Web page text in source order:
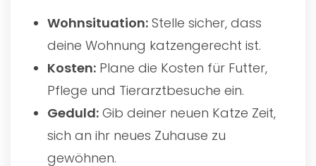
Wohnsituation: Stelle sicher, dass
deine Wohnung katzengerecht ist.
Kosten: Plane die Kosten für Futter,
Pflege und Tierarztbesuche ein.
Geduld: Gib deiner neuen Katze Zeit,
sich an ihr neues Zuhause zu
gewöhnen.